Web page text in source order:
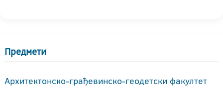
Предмети
Архитектонско-грађевинско-геодетски факултет